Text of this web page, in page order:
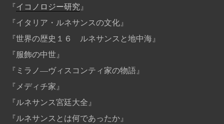
『イコノロジー研究 』
『イタリア・ルネサンスの文化』
『世界の歴史１６ ルネサンスと地中海』
『服飾の中世』
『ミラノ―ヴィスコンティ家の物語』
『メディチ家』
『ルネサンス宮廷大全』
『ルネサンスとは何であったか』